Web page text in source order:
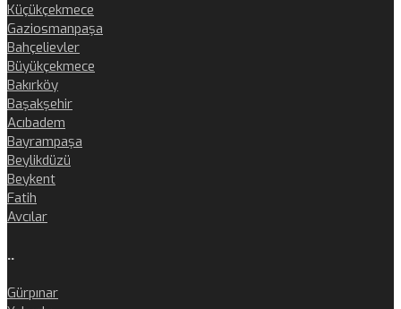
Küçükçekmece
Gaziosmanpaşa
Bahçelievler
Büyükçekmece
Bakırköy
Başakşehir
Acıbadem
Bayrampaşa
Beylikdüzü
Beykent
Fatih
Avcılar
..
Gürpınar